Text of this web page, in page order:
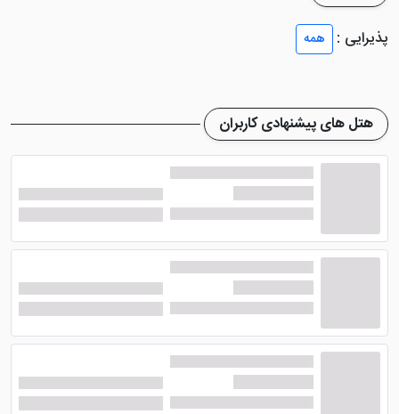
هتل گلدن پالاس ایروان
هم ایجاد کرده است. برخی از واحد ها هم دارای بالکن می
باشند. از جمله امکانات در اتاق های این هتل می توان به
تلویزیون صفحه تخت با کانال های ماهواره ای، تهویه
مطبوع، دستگاه قهوه ساز، مبلمان راحتی، سرویس فرنگی،
آباژور و .... اشاره نمود.
امکانات هتل گلدن پالاس ایروان
امکانات موجود در این هتل، بسیار مجهز و کامل تعبیه شده
است که همین موضوع باعث رضایت مهمانان در طول اقامت
می شود. همچنین خدمات دهی عالی پرسنل این هتل، به
پذیرایی :
همه
هتل های پیشنهادی کاربران